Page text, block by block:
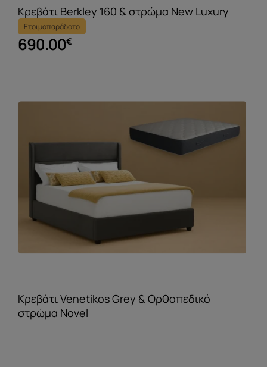
Κρεβάτι Berkley 160 & στρώμα New Luxury
Ετοιμοπαράδοτο
690.00€
Κρεβάτι Venetikos Grey & Ορθοπεδικό
στρώμα Novel